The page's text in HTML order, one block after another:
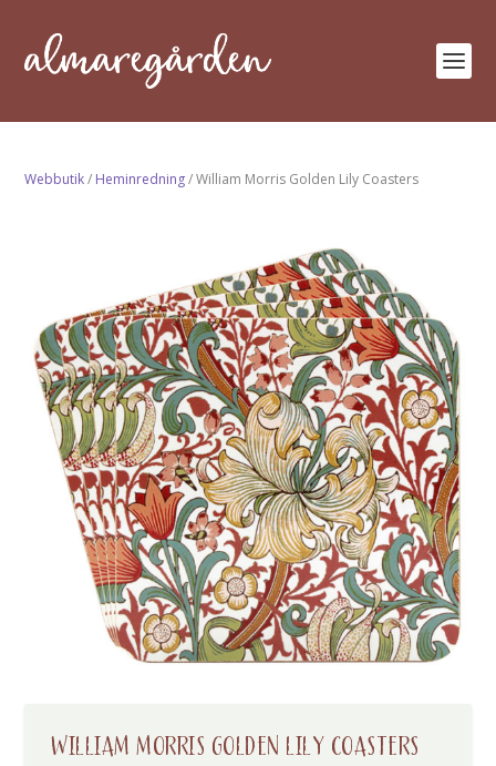
Webbutik/ Heminredning/ William Morris Golden Lily Coasters
WILLIAM MORRIS GOLDEN LILY COASTERS